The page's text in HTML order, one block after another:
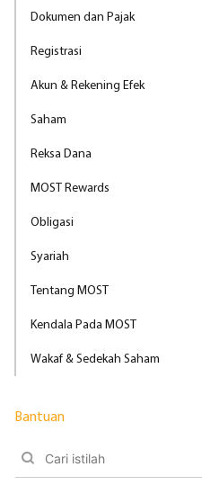
Dokumen dan Pajak
Registrasi
Akun & Rekening Efek
Saham
Reksa Dana
MOST Rewards
Obligasi
Syariah
Tentang MOST
Kendala Pada MOST
Wakaf & Sedekah Saham
Bantuan